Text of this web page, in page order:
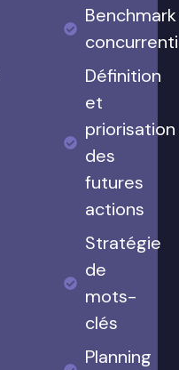
Benchmark
Définition
et
priorisation
des
futures
actions
Stratégie
de
mots-
clés
Planning